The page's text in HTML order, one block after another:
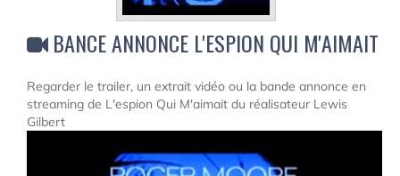
BANCE ANNONCE L'ESPION QUI M'AIMAIT
Regarder le trailer, un extrait vidéo ou la bande annonce en
streaming de L'espion Qui M'aimait du réalisateur Lewis
Gilbert